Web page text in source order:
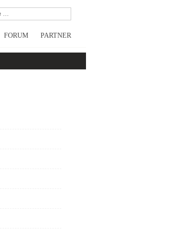
FORUM PARTNER